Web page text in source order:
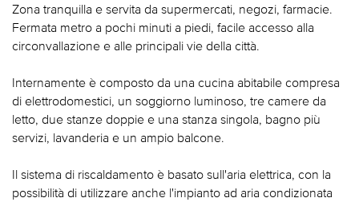
Zona tranquilla e servita da supermercati, negozi, farmacie.
Fermata metro a pochi minuti a piedi, facile accesso alla
circonvallazione e alle principali vie della città.
Internamente è composto da una cucina abitabile compresa
di elettrodomestici, un soggiorno luminoso, tre camere da
letto, due stanze doppie e una stanza singola, bagno più
servizi, lavanderia e un ampio balcone.
Il sistema di riscaldamento è basato sull'aria elettrica, con la
possibilità di utilizzare anche l'impianto ad aria condizionata